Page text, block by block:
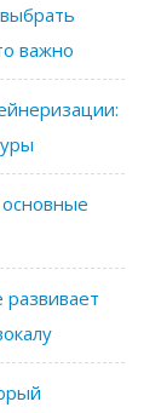
важно